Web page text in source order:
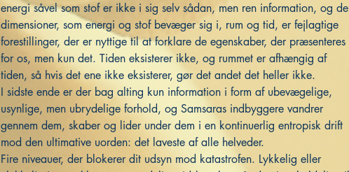
energi såvel som stof er ikke i sig selv sådan, men ren information, og de
dimensioner, som energi og stof bevæger sig i, rum og tid, er fejlagtige
forestillinger, der er nyttige til at forklare de egenskaber, der præsenteres
for os, men kun det. Tiden eksisterer ikke, og rummet er afhængig af
tiden, så hvis det ene ikke eksisterer, gør det andet det heller ikke.
I sidste ende er der bag alting kun information i form af ubevægelige,
usynlige, men ubrydelige forhold, og Samsaras indbyggere vandrer
gennem dem, skaber og lider under dem i en kontinuerlig entropisk drift
mod den ultimative uorden: det laveste af alle helveder.
Fire niveauer, der blokerer dit udsyn mod katastrofen. Lykkelig eller